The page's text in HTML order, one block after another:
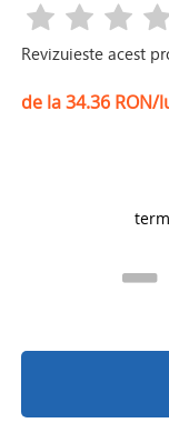
Revizuieste acest
de la 34.36 RON/